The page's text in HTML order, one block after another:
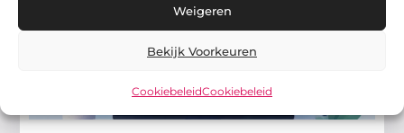
Weigeren
Bekijk Voorkeuren
CookiebeleidCookiebeleid